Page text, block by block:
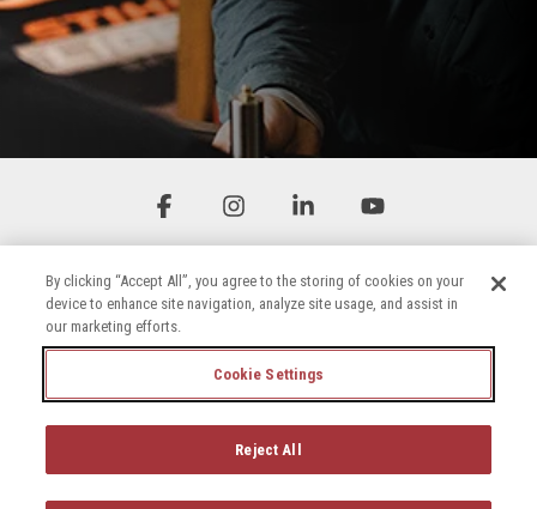
Erklärung zur Barrierefreiheit
© 2026 Briggs & Stratton, LLC. All rights reserved.
FacebookInstagramLinkedin
By clicking “Accept All”, you agree to the storing of cookies on your
device to enhance site navigation, analyze site usage, and assist in
our marketing efforts.
Cookie Settings
Reject All